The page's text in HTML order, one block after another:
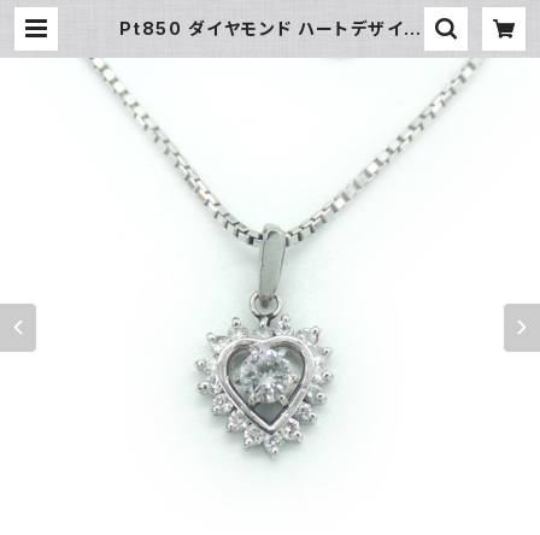
Pt850 ダイヤモンド ハートデザイン